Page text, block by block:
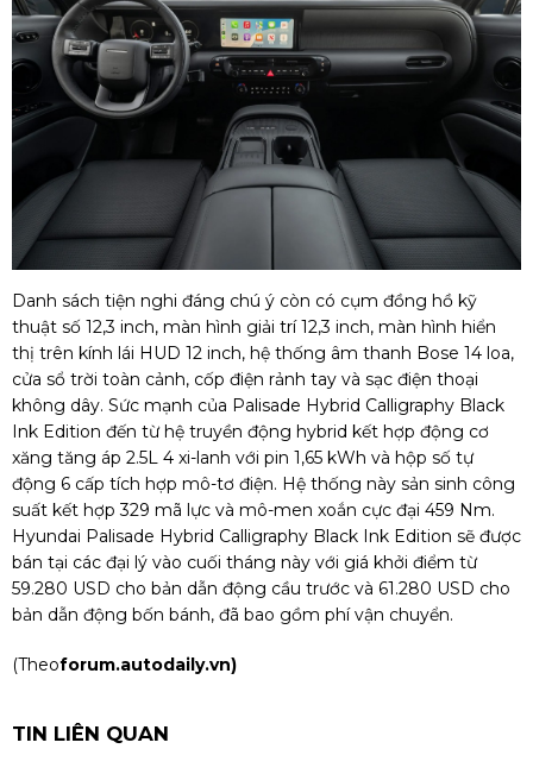
Danh sách tiện nghi đáng chú ý còn có cụm đồng hồ kỹ
thuật số 12,3 inch, màn hình giải trí 12,3 inch, màn hình hiển
thị trên kính lái HUD 12 inch, hệ thống âm thanh Bose 14 loa,
cửa sổ trời toàn cảnh, cốp điện rảnh tay và sạc điện thoại
không dây. Sức mạnh của Palisade Hybrid Calligraphy Black
Ink Edition đến từ hệ truyền động hybrid kết hợp động cơ
xăng tăng áp 2.5L 4 xi-lanh với pin 1,65 kWh và hộp số tự
động 6 cấp tích hợp mô-tơ điện. Hệ thống này sản sinh công
suất kết hợp 329 mã lực và mô-men xoắn cực đại 459 Nm.
Hyundai Palisade Hybrid Calligraphy Black Ink Edition sẽ được
bán tại các đại lý vào cuối tháng này với giá khởi điểm từ
59.280 USD cho bản dẫn động cầu trước và 61.280 USD cho
bản dẫn động bốn bánh, đã bao gồm phí vận chuyển.
(Theoforum.autodaily.vn)
TIN LIÊN QUAN